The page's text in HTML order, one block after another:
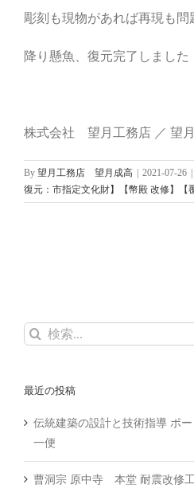
彫刻も現物があれば再現も問
降り懸魚、復元完了しました
株式会社 望月工務店 ／ 望
By 望月工務店 望月成高 2021-07-26
復元：市指定文化財】【幣殿 改修】【
検
最近の投稿
伝統建築の設計と技術指導 ポ
一便
曹洞宗 原中寺 本堂 耐震改修